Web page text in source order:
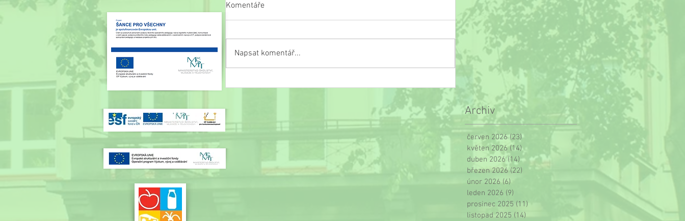
Slavnostní ukončení školního roku
Komentáře
Napsat komentář...
Archiv
červen 2026 (23)23 příspěvků
květen 2026 (14)14 příspěvků
duben 2026 (14)14 příspěvků
březen 2026 (22) 22 příspěvků
únor 2026 (6)
leden 2026 (9)
prosinec 2025 (11)
listopad 2025 (14) 14 příspěvků